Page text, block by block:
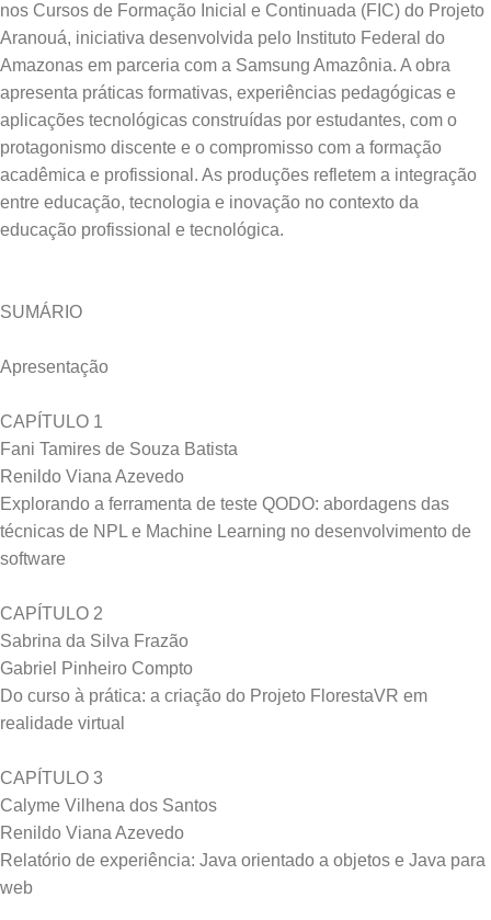
nos Cursos de Formação Inicial e Continuada (FIC) do Projeto
Aranouá, iniciativa desenvolvida pelo Instituto Federal do
Amazonas em parceria com a Samsung Amazônia. A obra
apresenta práticas formativas, experiências pedagógicas e
aplicações tecnológicas construídas por estudantes, com o
protagonismo discente e o compromisso com a formação
acadêmica e profissional. As produções refletem a integração
entre educação, tecnologia e inovação no contexto da
SUMÁRIO
Apresentação
CAPÍTULO 1
Fani Tamires de Souza Batista
Renildo Viana Azevedo
Explorando a ferramenta de teste QODO: abordagens das
técnicas de NPL e Machine Learning no desenvolvimento de
software
CAPÍTULO 2
Sabrina da Silva Frazão
Gabriel Pinheiro Compto
Do curso à prática: a criação do Projeto FlorestaVR em
realidade virtual
CAPÍTULO 3
Calyme Vilhena dos Santos
Renildo Viana Azevedo
Relatório de experiência: Java orientado a objetos e Java para
web